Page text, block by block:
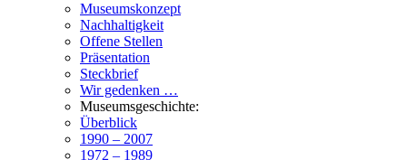
Museumskonzept
Nachhaltigkeit
Offene Stellen
Präsentation
Steckbrief
Wir gedenken …
Museumsgeschichte:
Überblick
1990 – 2007
1972 – 1989